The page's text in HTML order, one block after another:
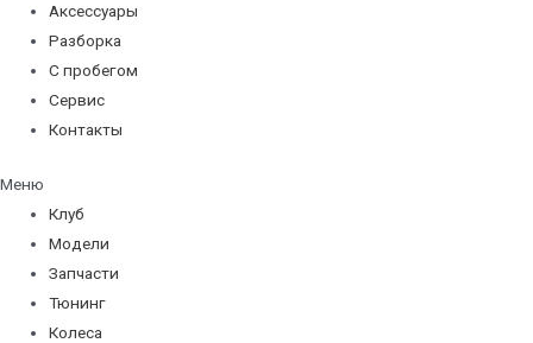
Аксессуары
Разборка
С пробегом
Сервис
Контакты
Меню
Клуб
Модели
Запчасти
Тюнинг
Колеса